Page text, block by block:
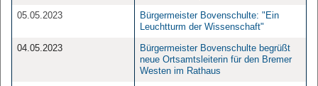
05.05.2023
Bürgermeister Bovenschulte: "Ein
Leuchtturm der Wissenschaft"
04.05.2023
Bürgermeister Bovenschulte begrüßt
neue Ortsamtsleiterin für den Bremer
Westen im Rathaus